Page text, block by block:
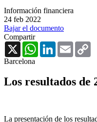
Información financiera
24 feb 2022
Bajar el documento
Compartir
X
WhatsAppLinkedInEmail
Barcelona
Los resultados de
La presentación de los